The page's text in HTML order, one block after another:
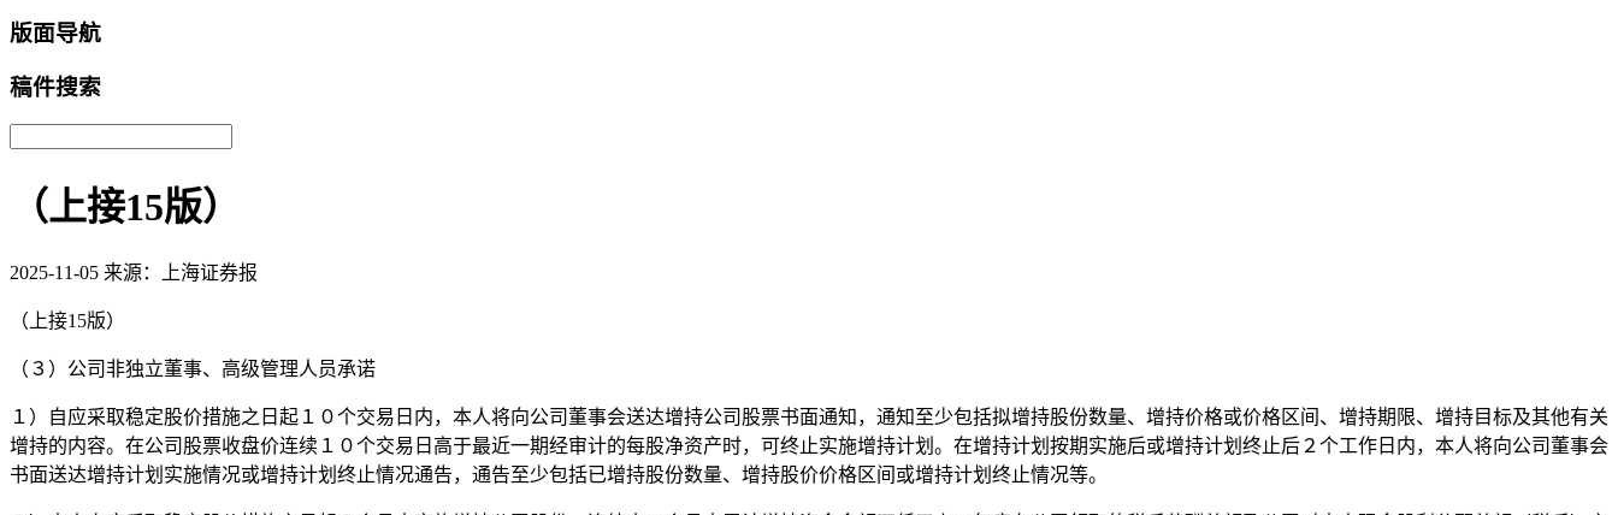
版面导航
稿件搜索
（上接15版）
2025-11-05 来源：上海证券报
（上接15版）
（３）公司非独立董事、高级管理人员承诺
１）自应采取稳定股价措施之日起１０个交易日内，本人将向公司董事会送达增持公司股票书面通知，通知至少包括拟增持股份数量、增持价格或价格区间、增持期限、增持目标及其他有关
增持的内容。在公司股票收盘价连续１０个交易日高于最近一期经审计的每股净资产时，可终止实施增持计划。在增持计划按期实施后或增持计划终止后２个工作日内，本人将向公司董事会
书面送达增持计划实施情况或增持计划终止情况通告，通告至少包括已增持股份数量、增持股价价格区间或增持计划终止情况等。